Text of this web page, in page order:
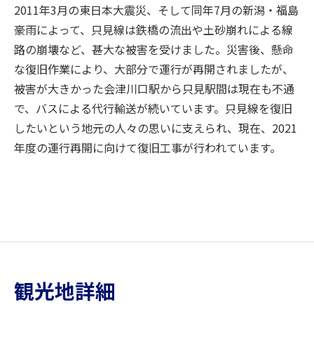
2011年3月の東日本大震災、そして同年7月の新潟・福島
豪雨によって、只見線は鉄橋の流出や土砂崩れによる線
路の崩壊など、甚大な被害を受けました。災害後、懸命
な復旧作業により、大部分で運行が再開されましたが、
被害が大きかった会津川口駅から只見駅間は現在も不通
で、バスによる代行輸送が続いています。只見線を復旧
したいという地元の人々の思いに支えられ、現在、2021
年度の運行再開に向けて復旧工事が行われています。
観光地詳細